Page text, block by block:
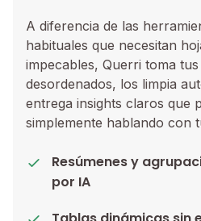
A diferencia de las
habituales que necesitan
impecables, Querri toma
desordenados, los limpia
entrega insights claros que
simplemente hablando con
Resúmenes y
por IA